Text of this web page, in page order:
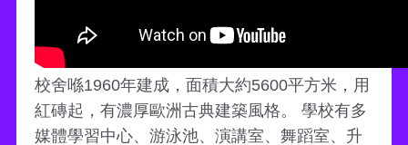
校舍喺1960年建成，面積大約5600平方米，用
紅磚起，有濃厚歐洲古典建築風格。 學校有多
媒體學習中心、游泳池、演講室、舞蹈室、升